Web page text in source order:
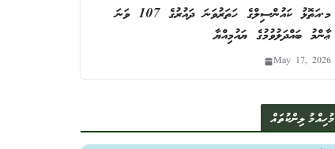
މ.އަތޮޅު ކައުންސިލްގެ ހަތަރުވަނަ ދައުރުގެ 107 ވަނަ
ޢާންމު ބައްދަލުވުމުގެ ޔައުމިއްޔާ
May 17, 2026
މުހިއްމު ލިންކުތައް